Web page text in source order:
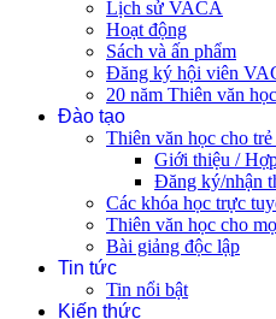
Lịch sử VACA
Hoạt động
Sách và ấn phẩm
Đăng ký hội viên
20 năm Thiên văn
Đào tạo
Thiên văn học cho trẻ
Giới thiệu /
Đăng ký/nhận
Các khóa học trực
Thiên văn học cho
Bài giảng độc lập
Tin tức
Tin nổi bật
Kiến thức